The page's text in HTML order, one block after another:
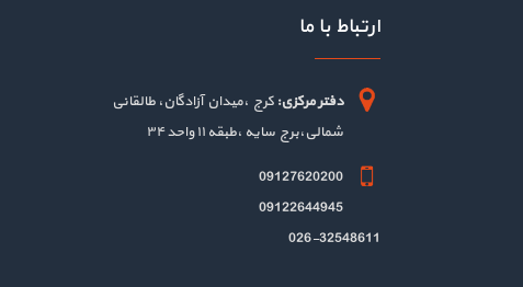
ارتباط با ما
دفتر مرکزی: کرج ،میدان آزادگان، طالقانی
شمالی،برج سایه ،طبقه ۱۱ واحد ۳۴
09127620200
09122644945
026-32548611